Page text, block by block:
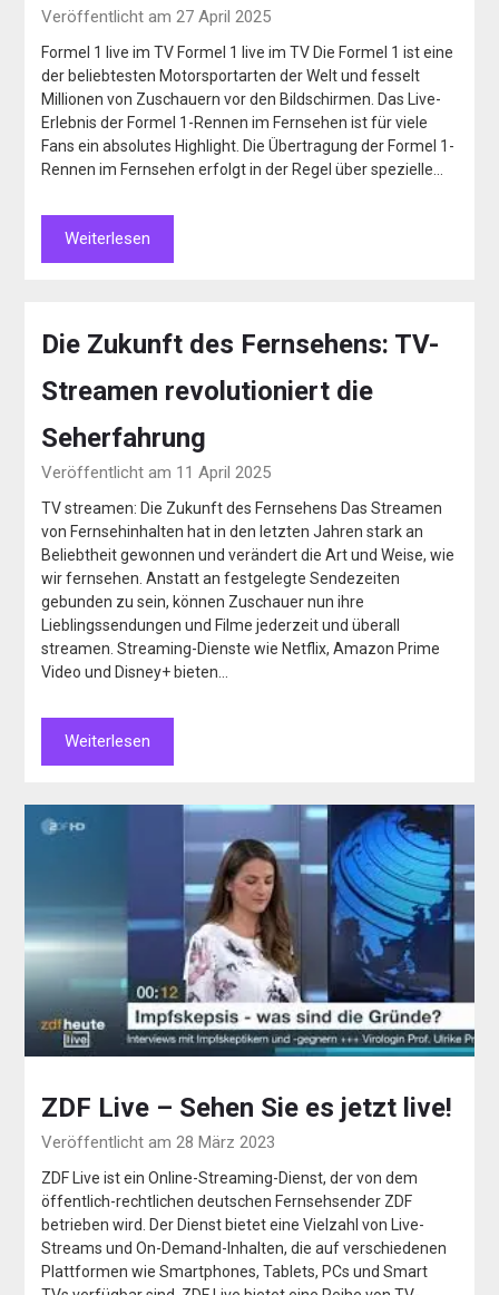
Veröffentlicht am 27 April 2025
Formel 1 live im TV Formel 1 live im TV Die Formel 1 ist eine
der beliebtesten Motorsportarten der Welt und fesselt
Millionen von Zuschauern vor den Bildschirmen. Das Live-
Erlebnis der Formel 1-Rennen im Fernsehen ist für viele
Fans ein absolutes Highlight. Die Übertragung der Formel 1-
Rennen im Fernsehen erfolgt in der Regel über spezielle…
Weiterlesen
Die Zukunft des Fernsehens: TV-
Streamen revolutioniert die
Seherfahrung
Veröffentlicht am 11 April 2025
TV streamen: Die Zukunft des Fernsehens Das Streamen
von Fernsehinhalten hat in den letzten Jahren stark an
Beliebtheit gewonnen und verändert die Art und Weise, wie
wir fernsehen. Anstatt an festgelegte Sendezeiten
gebunden zu sein, können Zuschauer nun ihre
Lieblingssendungen und Filme jederzeit und überall
streamen. Streaming-Dienste wie Netflix, Amazon Prime
Video und Disney+ bieten…
Weiterlesen
ZDF Live – Sehen Sie es jetzt live!
Veröffentlicht am 28 März 2023
ZDF Live ist ein Online-Streaming-Dienst, der von dem
öffentlich-rechtlichen deutschen Fernsehsender ZDF
betrieben wird. Der Dienst bietet eine Vielzahl von Live-
Streams und On-Demand-Inhalten, die auf verschiedenen
Plattformen wie Smartphones, Tablets, PCs und Smart